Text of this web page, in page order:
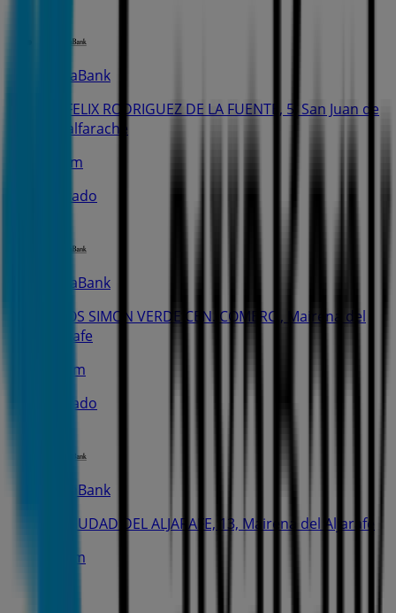
CaixaBank
PL. FELIX RODRIGUEZ DE LA FUENTE, 5, San Juan de
Aznalfarache
733 m
Cerrado
CaixaBank
ALTOS SIMON VERDE CEN. COMERC., Mairena del
Aljarafe
1.3 km
Cerrado
CaixaBank
BD CIUDAD DEL ALJARAFE, 13, Mairena del Aljarafe
1.7 km